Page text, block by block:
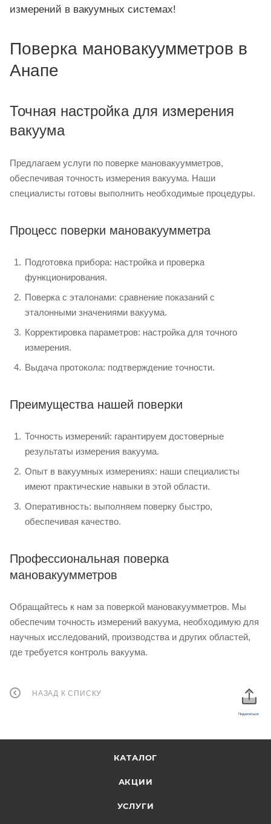
измерений в вакуумных системах!
Поверка мановакуумметров в
Анапе
Точная настройка для измерения
вакуума
Предлагаем услуги по поверке мановакуумметров,
обеспечивая точность измерения вакуума. Наши
специалисты готовы выполнить необходимые процедуры.
Процесс поверки мановакуумметра
Подготовка прибора: настройка и проверка
функционирования.
Поверка с эталонами: сравнение показаний с
эталонными значениями вакуума.
Корректировка параметров: настройка для точного
измерения.
Выдача протокола: подтверждение точности.
Преимущества нашей поверки
Точность измерений: гарантируем достоверные
результаты измерения вакуума.
Опыт в вакуумных измерениях: наши специалисты
имеют практические навыки в этой области.
Оперативность: выполняем поверку быстро,
обеспечивая качество.
Профессиональная поверка
мановакуумметров
Обращайтесь к нам за поверкой мановакуумметров. Мы
обеспечим точность измерений вакуума, необходимую для
научных исследований, производства и других областей,
где требуется контроль вакуума.
НАЗАД К СПИСКУ
Поделиться:
КАТАЛОГ
АКЦИИ
УСЛУГИ